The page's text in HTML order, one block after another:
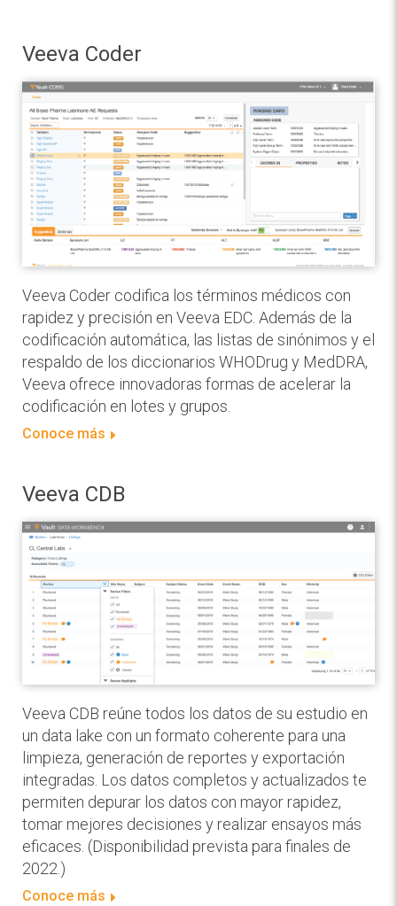
Veeva Coder
Veeva Coder codifica los términos médicos con
rapidez y precisión en Veeva EDC. Además de la
codificación automática, las listas de sinónimos y el
respaldo de los diccionarios WHODrug y MedDRA,
Veeva ofrece innovadoras formas de acelerar la
codificación en lotes y grupos.
Conoce más
Veeva CDB
Veeva CDB reúne todos los datos de su estudio en
un data lake con un formato coherente para una
limpieza, generación de reportes y exportación
integradas. Los datos completos y actualizados te
permiten depurar los datos con mayor rapidez,
tomar mejores decisiones y realizar ensayos más
eficaces. (Disponibilidad prevista para finales de
2022.)
Conoce más